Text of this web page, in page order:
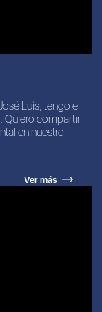
Luís, tengo el
Quiero compartir
en nuestro
Ver más